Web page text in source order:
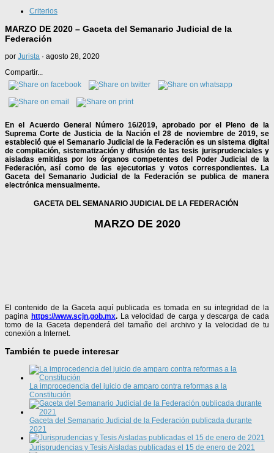
Criterios
MARZO DE 2020 – Gaceta del Semanario Judicial de la
Federación
por Jurista · agosto 28, 2020
Compartir...
En el Acuerdo General Número 16/2019, aprobado por el Pleno de la
Suprema Corte de Justicia de la Nación el 28 de noviembre de 2019, se
estableció́ que el Semanario Judicial de la Federación es un sistema digital
de compilación, sistematización y difusión de las tesis jurisprudenciales y
aisladas emitidas por los órganos competentes del Poder Judicial de la
Federación, así como de las ejecutorias y votos correspondientes. La
Gaceta del Semana­rio Judicial de la Federación se publica de manera
electrónica mensualmente.
GACETA DEL SEMANARIO JUDICIAL DE LA FEDERACIÓN
MARZO DE 2020
El contenido de la Gaceta aquí publicada es tomada en su integridad de la
pagina https://www.scjn.gob.mx.La velocidad de carga y descarga de cada
tomo de la Gaceta dependerá del tamaño del archivo y la velocidad de tu
conexión a Internet.
También te puede interesar
La improcedencia del juicio de amparo contra reformas a la
Constitución
Gaceta del Semanario Judicial de la Federación publicada durante
2021
Jurisprudencias y Tesis Aisladas publicadas el 15 de enero de 2021